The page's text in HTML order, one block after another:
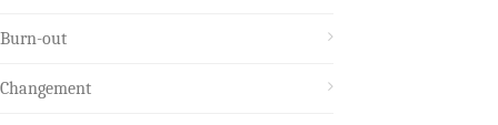
Burn-out
Changement